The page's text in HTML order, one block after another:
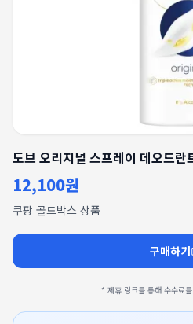
도브 오리지널 스프레이 데오드란
12,100원
쿠팡 골드박스 상품
구매하기
* 제휴 링크를 통해 수수료